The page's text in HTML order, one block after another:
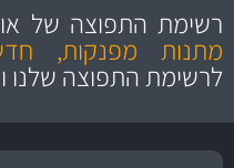
ושירות מצויין
רשימת התפוצה של
מתנות מפנקות,
לרשימת התפוצה שלנו